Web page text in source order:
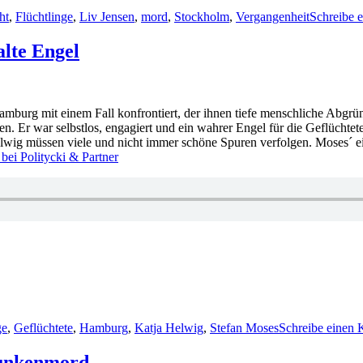
, Flüchtlinge, Liv Jensen, mord, Stockholm, VergangenheitSchreibe
Engel
mit einem Fall konfrontiert, der ihnen tiefe menschliche
Er war selbstlos, engagiert und ein wahrer Engel für die
müssen viele und nicht immer schöne Spuren verfolgen. Moses´
Politycki & Partner
, Geflüchtete, Hamburg, Katja Helwig, Stefan MosesSchreibe einen